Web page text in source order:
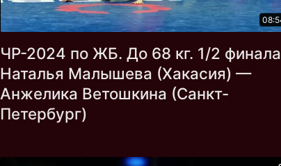
ЧР-2024 по ЖБ. До 68 кг. 1/2
Наталья Малышева (Хакасия) —
Анжелика Ветошкина (Санкт-
Петербург)